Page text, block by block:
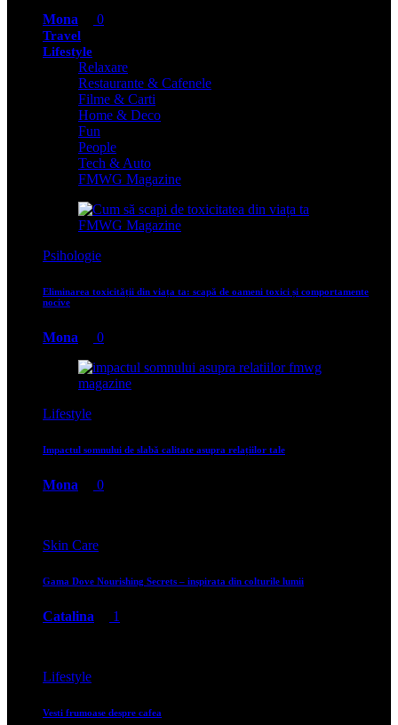
Mona 0
Travel
Lifestyle
Relaxare
Restaurante & Cafenele
Filme & Carti
Home & Deco
Fun
People
Tech & Auto
FMWG Magazine
Psihologie
Eliminarea toxicității din viața ta: scapă de oameni toxici și comportamente
nocive
Mona 0
Lifestyle
Impactul somnului de slabă calitate asupra relațiilor tale
Mona 0
Skin Care
Gama Dove Nourishing Secrets – inspirata din colturile lumii
Catalina 1
Lifestyle
Vesti frumoase despre cafea